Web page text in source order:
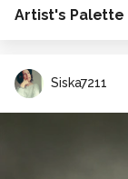
Artist's Palette
Siska7211